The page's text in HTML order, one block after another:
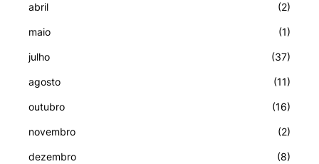
abril (2)
maio (1)
julho (37)
agosto (11)
outubro (16)
novembro (2)
dezembro (8)